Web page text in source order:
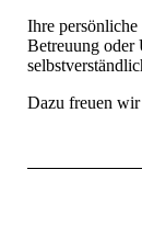
Ihre
Betreuung oder
Dazu freuen